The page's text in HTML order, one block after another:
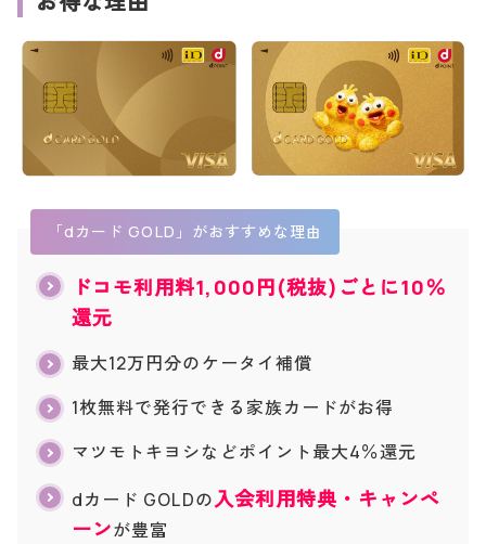
「dカード GOLD」がおすすめな理由
ドコモ利用料1,000円(税抜)ごとに10％
還元
最大12万円分のケータイ補償
1枚無料で発行できる家族カードがお得
マツモトキヨシなどポイント最大4％還元
dカード GOLDの入会利用特典・キャンペ
ーンが豊富